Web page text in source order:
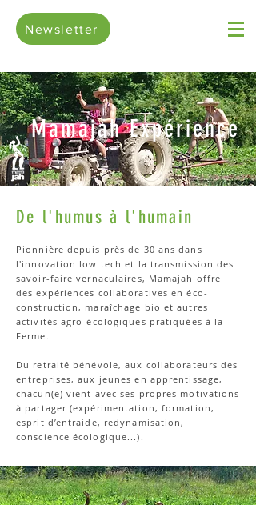
Newsletter
Mamajah Expérience
De l'humus à l'humain
Pionnière depuis près de 30 ans dans
l'innovation low tech et la transmission des
savoir-faire vernaculaires, Mamajah offre
des expériences collaboratives en éco-
construction, maraîchage bio et autres
activités agro-écologiques pratiquées à la
Ferme.
Du retraité bénévole, aux collaborateurs des
entreprises, aux jeunes en apprentissage,
chacun(e) vient avec ses propres motivations
à partager (expérimentation, formation,
esprit d’entraide, redynamisation,
conscience écologique...).